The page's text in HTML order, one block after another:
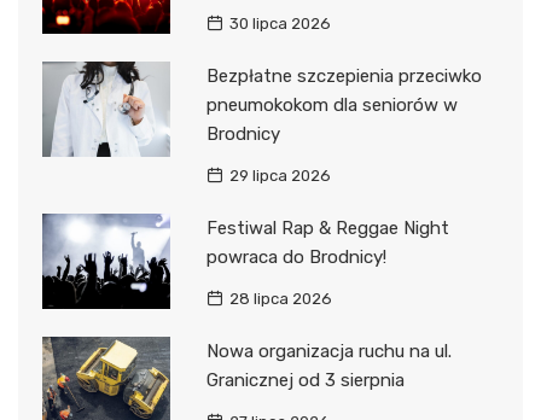
30 lipca 2026
Bezpłatne szczepienia przeciwko
pneumokokom dla seniorów w
Brodnicy
29 lipca 2026
Festiwal Rap & Reggae Night
powraca do Brodnicy!
28 lipca 2026
Nowa organizacja ruchu na ul.
Granicznej od 3 sierpnia